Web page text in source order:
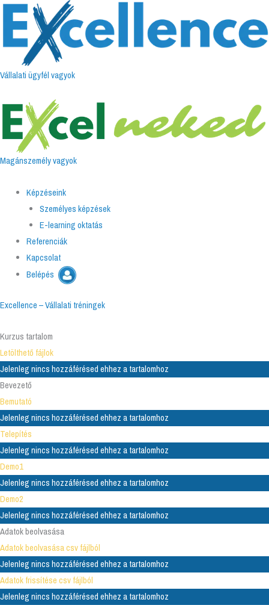
Skip
content
Vállalati ügyfél vagyok
Magánszemély vagyok
Menu
Képzéseink
Személyes képzések
E-learning oktatás
Referenciák
Kapcsolat
Belépés
Excellence – Vállalati tréningek
Kurzus tartalom
Letölthető fájlok
Jelenleg nincs hozzáférésed ehhez a tartalomhoz
Bevezető
Bemutató
Jelenleg nincs hozzáférésed ehhez a tartalomhoz
Telepítés
Jelenleg nincs hozzáférésed ehhez a tartalomhoz
Demo1
Jelenleg nincs hozzáférésed ehhez a tartalomhoz
Demo2
Jelenleg nincs hozzáférésed ehhez a tartalomhoz
Adatok beolvasása
Adatok beolvasása csv fájlból
Jelenleg nincs hozzáférésed ehhez a tartalomhoz
Adatok frissítése csv fájlból
Jelenleg nincs hozzáférésed ehhez a tartalomhoz